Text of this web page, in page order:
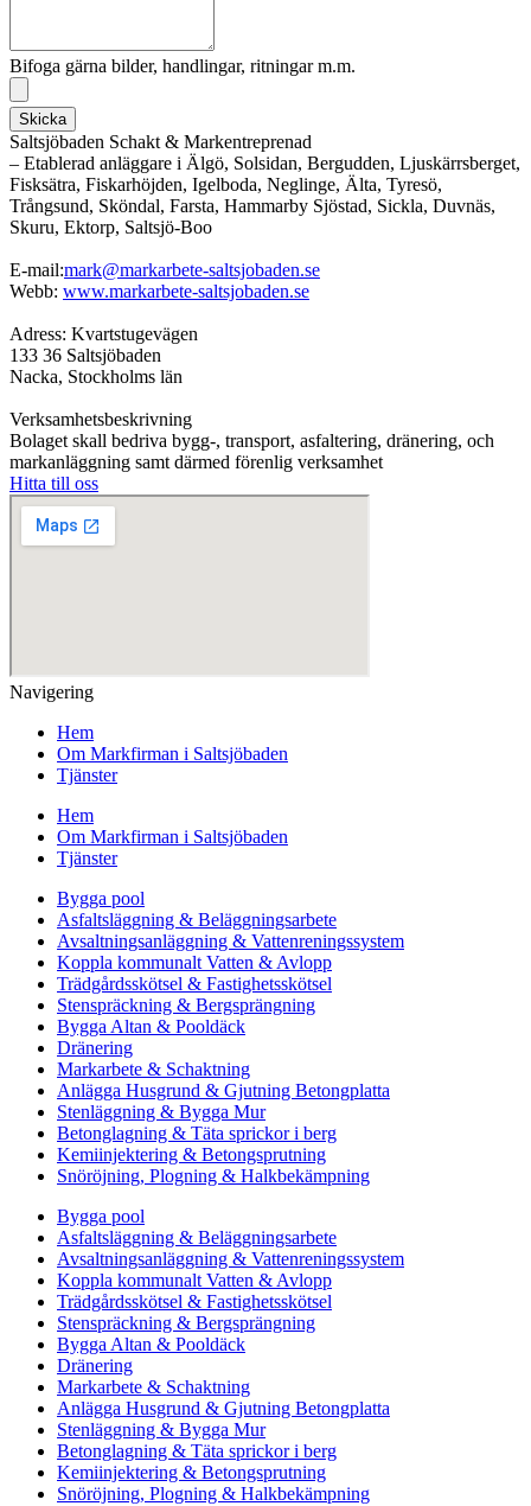
Bifoga gärna bilder, handlingar, ritningar m.m.
Skicka
Saltsjöbaden Schakt & Markentreprenad
– Etablerad anläggare i Älgö, Solsidan, Bergudden, Ljuskärrsberget,
Fisksätra, Fiskarhöjden, Igelboda, Neglinge, Älta, Tyresö,
Trångsund, Sköndal, Farsta, Hammarby Sjöstad, Sickla, Duvnäs,
Skuru, Ektorp, Saltsjö-Boo
E-mail:mark@markarbete-saltsjobaden.se
Webb: www.markarbete-saltsjobaden.se
Adress: Kvartstugevägen
133 36 Saltsjöbaden
Nacka, Stockholms län
Verksamhetsbeskrivning
Bolaget skall bedriva bygg-, transport, asfaltering, dränering, och
markanläggning samt därmed förenlig verksamhet
Hitta till oss
Navigering
Hem
Om Markfirman i Saltsjöbaden
Tjänster
Hem
Om Markfirman i Saltsjöbaden
Tjänster
Bygga pool
Asfaltsläggning & Beläggningsarbete
Avsaltningsanläggning & Vattenreningssystem
Koppla kommunalt Vatten & Avlopp
Trädgårdsskötsel & Fastighetsskötsel
Stenspräckning & Bergsprängning
Bygga Altan & Pooldäck
Dränering
Markarbete & Schaktning
Anlägga Husgrund & Gjutning Betongplatta
Stenläggning & Bygga Mur
Betonglagning & Täta sprickor i berg
Kemiinjektering & Betongsprutning
Snöröjning, Plogning & Halkbekämpning
Bygga pool
Asfaltsläggning & Beläggningsarbete
Avsaltningsanläggning & Vattenreningssystem
Koppla kommunalt Vatten & Avlopp
Trädgårdsskötsel & Fastighetsskötsel
Stenspräckning & Bergsprängning
Bygga Altan & Pooldäck
Dränering
Markarbete & Schaktning
Anlägga Husgrund & Gjutning Betongplatta
Stenläggning & Bygga Mur
Betonglagning & Täta sprickor i berg
Kemiinjektering & Betongsprutning
Snöröjning, Plogning & Halkbekämpning